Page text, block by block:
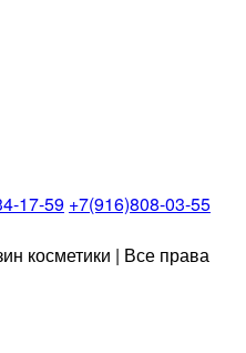
17-59 +7(916)808-03-55
косметики | Все права